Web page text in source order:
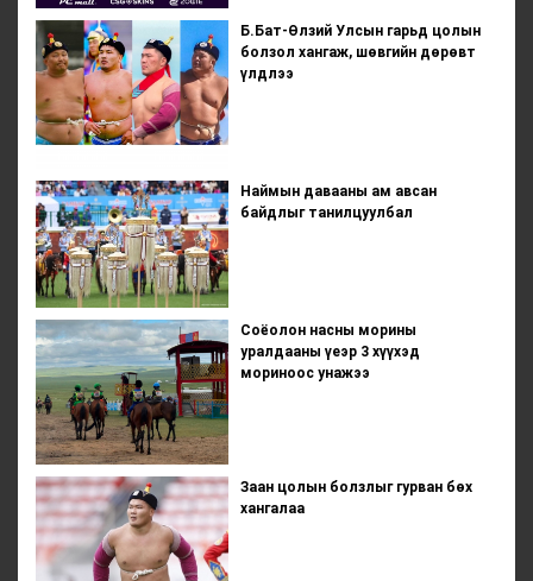
Б.Бат-Өлзий Улсын гарьд цолын
болзол хангаж, шөвгийн дөрөвт
үлдлээ
Наймын давааны ам авсан
байдлыг танилцуулбал
Соёолон насны морины
уралдааны үеэр 3 хүүхэд
мориноос унажээ
Заан цолын болзлыг гурван бөх
хангалаа